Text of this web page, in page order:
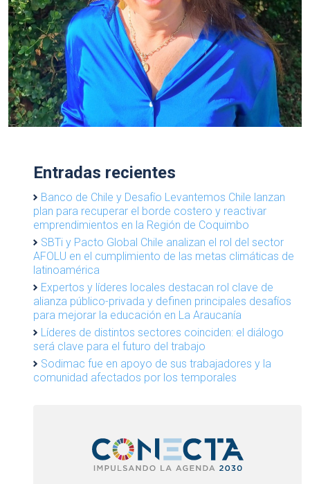
Entradas recientes
Banco de Chile y Desafío Levantemos Chile lanzan
plan para recuperar el borde costero y reactivar
emprendimientos en la Región de Coquimbo
SBTi y Pacto Global Chile analizan el rol del sector
AFOLU en el cumplimiento de las metas climáticas de
latinoamérica
Expertos y líderes locales destacan rol clave de
alianza público-privada y definen principales desafíos
para mejorar la educación en La Araucanía
Líderes de distintos sectores coinciden: el diálogo
será clave para el futuro del trabajo
Sodimac fue en apoyo de sus trabajadores y la
comunidad afectados por los temporales